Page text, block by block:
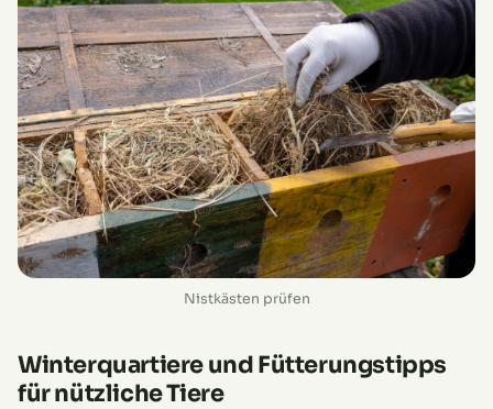
Nistkästen prüfen
Winterquartiere und Fütterungstipps
für nützliche Tiere